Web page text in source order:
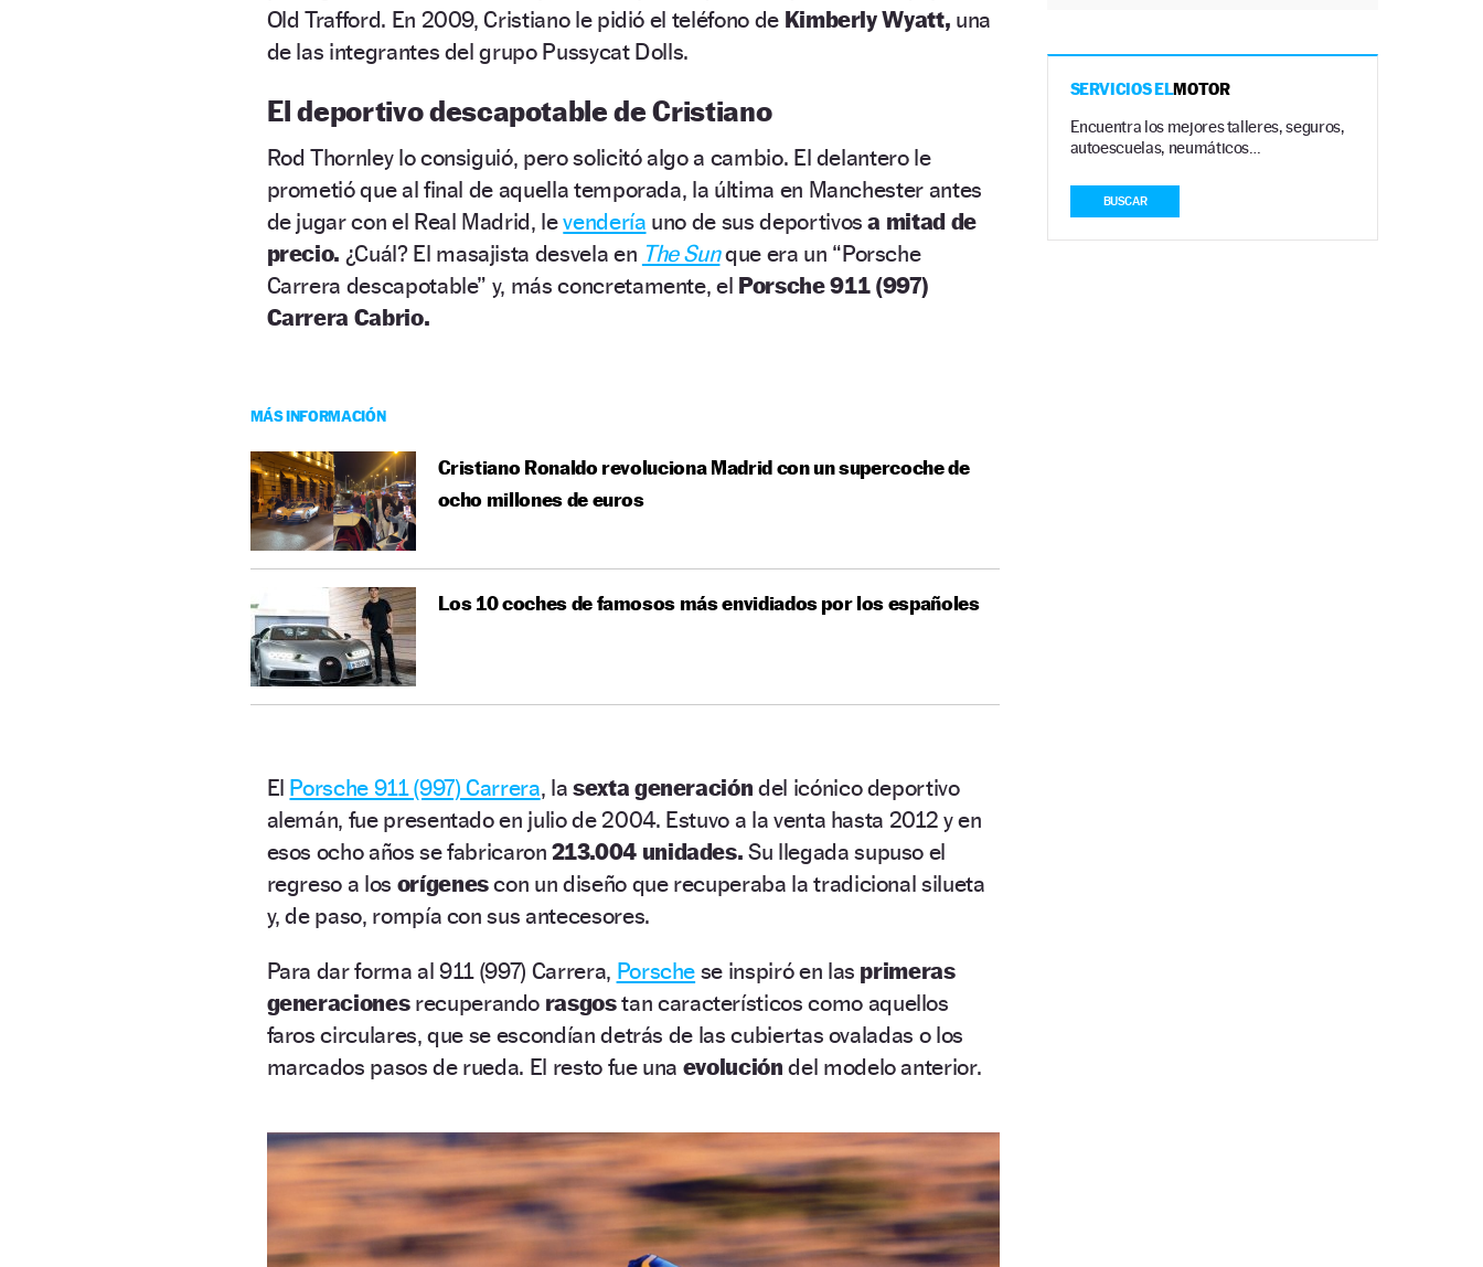
Old Trafford. En 2009, Cristiano le pidió el teléfono de Kimberly Wyatt, una
de las integrantes del grupo Pussycat Dolls.
El deportivo descapotable de Cristiano
Rod Thornley lo consiguió, pero solicitó algo a cambio. El delantero le
prometió que al final de aquella temporada, la última en Manchester antes
de jugar con el Real Madrid, levendería uno de sus deportivosa mitad de
precio. ¿Cuál? El masajista desvela en The Sunque era un “Porsche
Carrera descapotable” y, más concretamente, el Porsche 911 (997)
Carrera Cabrio.
MÁS INFORMACIÓN
Cristiano Ronaldo revoluciona Madrid con un supercoche de
ocho millones de euros
Los 10 coches de famosos más envidiados por los españoles
El Porsche 911 (997) Carrera, la sexta generación del icónico deportivo
alemán, fue presentado en julio de 2004. Estuvo a la venta hasta 2012 y en
esos ocho años se fabricaron213.004 unidades. Su llegada supuso el
regreso a los orígenescon un diseño que recuperaba la tradicional silueta
y, de paso, rompía con sus antecesores.
Para dar forma al 911 (997) Carrera, Porsche se inspiró en las primeras
generacionesrecuperando rasgostan característicos como aquellos
faros circulares, que se escondían detrás de las cubiertas ovaladas o los
marcados pasos de rueda. El resto fue una evolucióndel modelo anterior.
SERVICIOS ELMOTOR
Encuentra los mejores talleres, seguros,
autoescuelas, neumáticos…
BUSCAR